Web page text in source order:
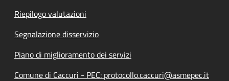
Riepilogo valutazioni
Segnalazione disservizio
Piano di miglioramento dei servizi
Comune di Caccuri - PEC: protocollo.caccuri@asmepec.it